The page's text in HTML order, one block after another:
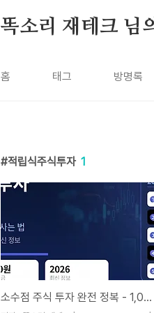
똑소리 재테크 님
홈 태그 방명록
적립식주식투자 1
소수점 주식 투자 완전 정복 - 1,000원으로 테슬라 · 애플 사는 법 (플랫폼 5곳 직접 비교 · 2026년 최신 정보)